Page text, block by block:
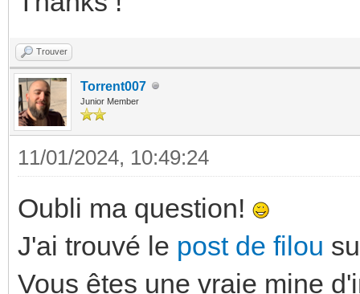
Trouver
Torrent007
Junior Member
11/01/2024, 10:49:24
Oubli ma question!
J'ai trouvé le post de filou
Vous êtes une vraie mine